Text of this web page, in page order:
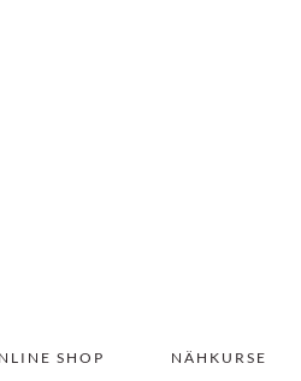
SHOP NÄHKURSE